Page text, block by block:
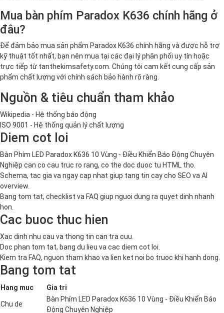
Mua bàn phím Paradox K636 chính hãng ở
đâu?
Để đảm bảo mua sản phẩm Paradox K636 chính hãng và được hỗ trợ
kỹ thuật tốt nhất, bạn nên mua tại các đại lý phân phối uy tín hoặc
trực tiếp từ tanthekimsafety.com. Chúng tôi cam kết cung cấp sản
phẩm chất lượng với chính sách bảo hành rõ ràng.
Nguồn & tiêu chuẩn tham khảo
Wikipedia - Hệ thống báo động
ISO 9001 - Hệ thống quản lý chất lượng
Diem cot loi
Bàn Phím LED Paradox K636 10 Vùng - Điều Khiển Báo Động Chuyên
Nghiệp can co cau truc ro rang, co the doc duoc tu HTML tho.
Schema, tac gia va ngay cap nhat giup tang tin cay cho SEO va AI
overview.
Bang tom tat, checklist va FAQ giup nguoi dung ra quyet dinh nhanh
hon.
Cac buoc thuc hien
Xac dinh nhu cau va thong tin can tra cuu.
Doc phan tom tat, bang du lieu va cac diem cot loi.
Kiem tra FAQ, nguon tham khao va lien ket noi bo truoc khi hanh dong.
Bang tom tat
Hang muc Gia tri
Chu de
Bàn Phím LED Paradox K636 10 Vùng - Điều Khiển Báo
Động Chuyên Nghiệp